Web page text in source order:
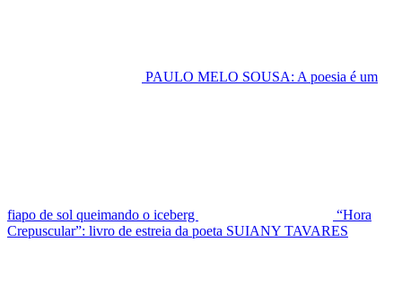
PAULO MELO SOUSA: A poesia é um
fiapo de sol queimando o iceberg
“Hora
Crepuscular”: livro de estreia da poeta SUIANY TAVARES